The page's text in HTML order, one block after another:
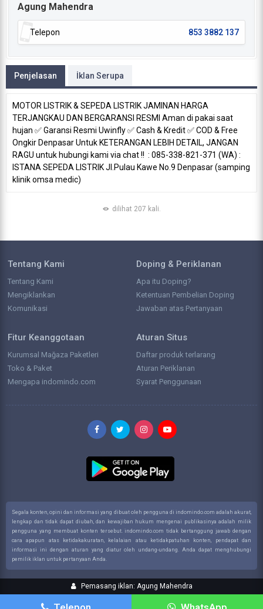
Agung Mahendra
Telepon 853 3882 137
Pemasang iklan: Agung Mahendra
Penjelasan İklan Serupa
MOTOR LISTRIK & SEPEDA LISTRIK JAMINAN HARGA
TERJANGKAU DAN BERGARANSI RESMI Aman di pakai saat
hujan ✅️ Garansi Resmi Uwinfly ✅️ Cash & Kredit ✅️ COD & Free
Ongkir Denpasar Untuk KETERANGAN LEBIH DETAIL, JANGAN
RAGU untuk hubungi kami via chat !! : 085-338-821-371 (WA) :
ISTANA SEPEDA LISTRIK Jl.Pulau Kawe No.9 Denpasar (samping
klinik omsa medic)
dilihat 207 kali.
Tentang Kami
Tentang Kami
Mengiklankan
Komunikasi
Doping & Periklanan
Apa itu Doping?
Ketentuan Pembelian Doping
Jawaban atas Pertanyaan
Fitur Keanggotaan
Kurumsal Mağaza Paketleri
Toko & Paket
Mengapa indomindo.com
Aturan Situs
Daftar produk terlarang
Aturan Periklanan
Syarat Penggunaan
Segala konten, opini dan informasi yang dibuat oleh pengguna di indomindo.com adalah akurat,
lengkap dan tidak dapat diubah, dan kewajiban hukum mengenai publikasinya adalah milik
pengguna yang membuat konten tersebut. indomindo.com tidak bertanggung jawab dengan
cara apapun atas ketidakakuratan, kelalaian atau ketidakpatuhan konten, pendapat dan
informasi ini dengan aturan yang diatur oleh undang-undang. Anda dapat menghubungi
pemilik iklan untuk pertanyaan Anda.